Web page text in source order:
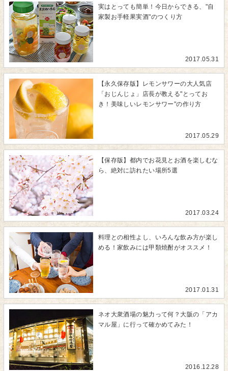
実はとっても簡単！今日からできる、"自
家製お手軽果実酒"のつくり方
2017.05.31
【永久保存版】レモンサワーの大人気店
「おじんじょ」店長が教える"とってお
き！美味しいレモンサワー"の作り方
2017.05.29
【保存版】都内でお花見とお酒を楽しむな
ら、絶対に訪れたい場所5選
2017.03.24
料理との相性よし、いろんな飲み方が楽し
める！家飲みには甲類焼酎がオススメ！
2017.01.31
ネオ大衆酒場の魅力って何？大阪の「アカ
マル屋」に行って確かめてみた！
2016.12.28